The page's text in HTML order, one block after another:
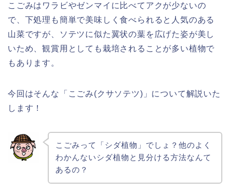
こごみはワラビやゼンマイに比べてアクが少ないの
で、下処理も簡単で美味しく食べられると人気のある
山菜ですが、ソテツに似た翼状の葉を広げた姿が美し
いため、観賞用としても栽培されることが多い植物で
もあります。
今回はそんな「こごみ(クサソテツ)」について解説いた
します！
こごみって「シダ植物」でしょ？他のよく
わかんないシダ植物と見分ける方法なんて
あるの？